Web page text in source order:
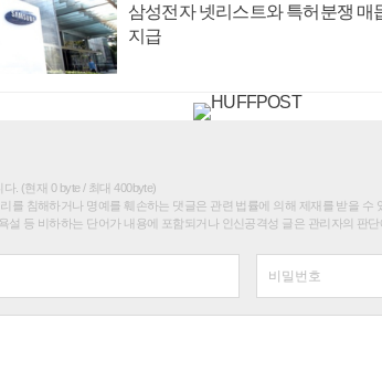
삼성전자 넷리스트와 특허분쟁 매
지급
. (현재 0 byte / 최대 400byte)
를 침해하거나 명예를 훼손하는 댓글은 관련 법률에 의해 제재를 받을 수
설 등 비하하는 단어가 내용에 포함되거나 인신공격성 글은 관리자의 판단